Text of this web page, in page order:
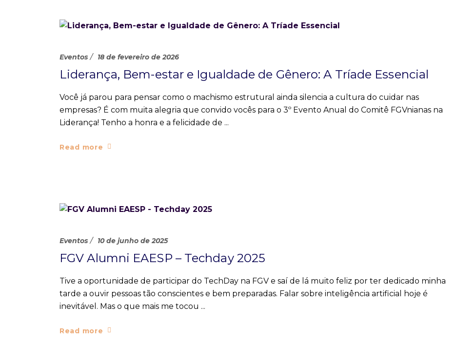
Eventos 18 de fevereiro de 2026
Liderança, Bem-estar e Igualdade de Gênero: A Tríade Essencial
Você já parou para pensar como o machismo estrutural ainda silencia a cultura do cuidar nas
empresas? É com muita alegria que convido vocês para o 3º Evento Anual do Comitê FGVnianas na
Liderança! Tenho a honra e a felicidade de
Read more
Eventos 10 de junho de 2025
FGV Alumni EAESP – Techday 2025
Tive a oportunidade de participar do TechDay na FGV e saí de lá muito feliz por ter dedicado minha
tarde a ouvir pessoas tão conscientes e bem preparadas. Falar sobre inteligência artificial hoje é
inevitável. Mas o que mais me tocou
Read more